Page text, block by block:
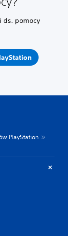
ds. pomocy
PlayStation